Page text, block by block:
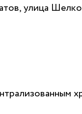
улица